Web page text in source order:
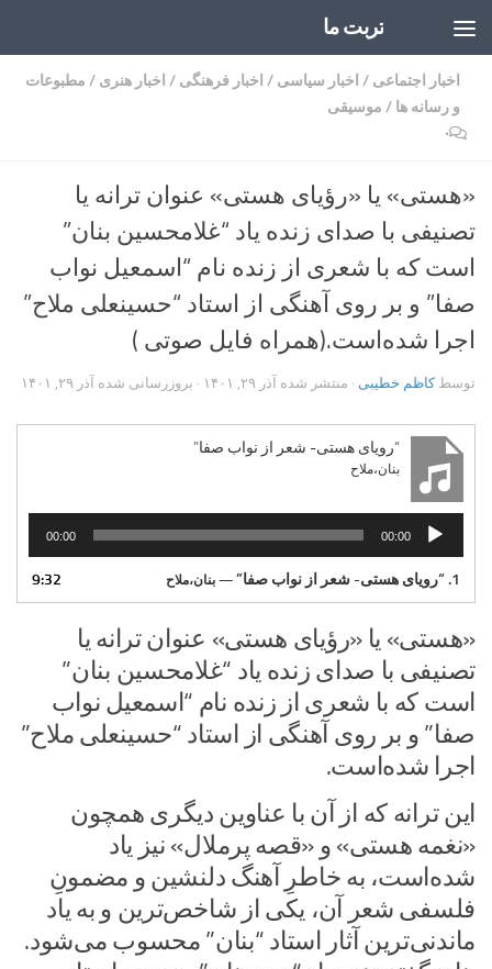
تربت ما
اخبار اجتماعی / اخبار سیاسی / اخبار فرهنگی / اخبار هنری / مطبوعات
و رسانه ها / موسیقی
۰
«هستی» یا «رؤیای هستی» عنوان ترانه یا
تصنیفی با صدای زنده یاد “غلامحسین بنان”
است که با شعری از زنده نام “اسمعیل نواب
صفا” و بر روی آهنگی از استاد “حسینعلی ملاح”
اجرا شده‌است.(همراه فایل صوتی )
توسطکاظم خطیبی · منتشر شده آذر ۲۹, ۱۴۰۱ · بروزرسانی شده آذر ۲۹, ۱۴۰۱
“رویای هستی- شعر از نواب صفا”
بنان،ملاح
پخش‌کننده
صوت
00:00
00:00
1. “رویای هستی- شعر از نواب صفا” — بنان،ملاح 9:32
«هستی» یا «رؤیای هستی» عنوان ترانه یا
تصنیفی با صدای زنده یاد “غلامحسین بنان”
است که با شعری از زنده نام “اسمعیل نواب
صفا” و بر روی آهنگی از استاد “حسینعلی ملاح”
اجرا شده‌است.
این ترانه که از آن با عناوین دیگری همچون
«نغمه هستی» و «قصه پرملال» نیز یاد
شده‌است، به خاطرِ آهنگ دلنشین و مضمونِ
فلسفی شعر آن، یکی از شاخص‌ترین و به یاد
ماندنی‌ترین آثار استاد “بنان” محسوب می‌شود.